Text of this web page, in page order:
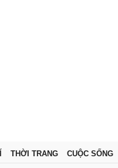
THỜI TRANG CUỘC SỐNG